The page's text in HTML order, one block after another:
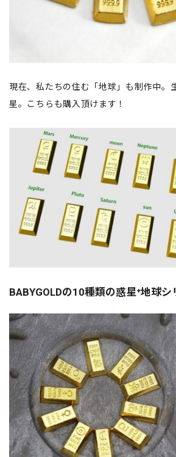
現在、私たちの住む「地球」も制作中。
星。こちらも購入頂けます！
BABYGOLDの10種類の惑星⁺地球シ